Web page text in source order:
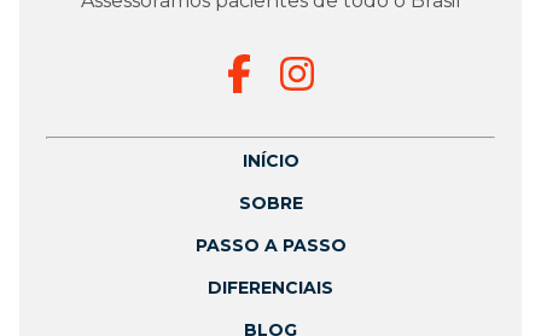
INÍCIO
SOBRE
PASSO A PASSO
DIFERENCIAIS
BLOG